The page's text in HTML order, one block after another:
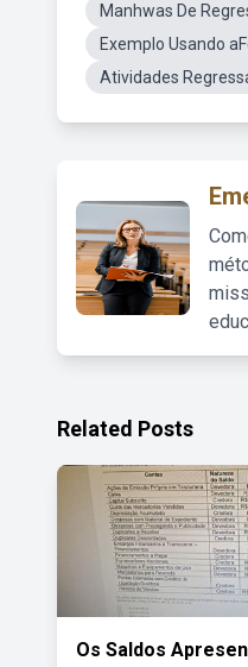
Manhwas De
Exemplo Usando
Atividades
Related Posts
Os Saldos